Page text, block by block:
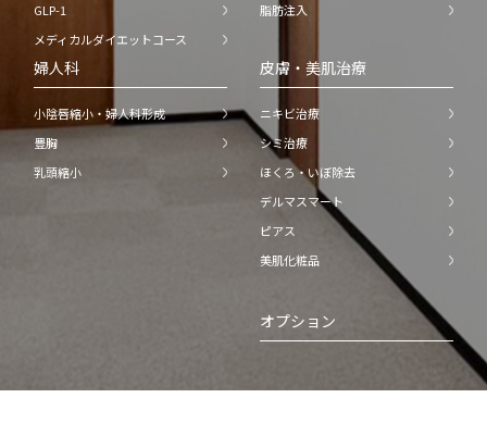
GLP-1
メディカルダイエットコース
脂肪注入
婦人科
小陰唇縮小・婦人科形成
豊胸
乳頭縮小
皮膚・美肌治療
ニキビ治療
シミ治療
ほくろ・いぼ除去
デルマスマート
ピアス
美肌化粧品
オプション